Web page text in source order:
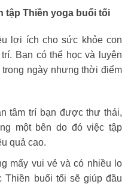
tập Thiền yoga buổi tối
lợi ích cho sức khỏe con
Bạn có thể học và luyện
ngày nhưng thời điểm
tâm trí bạn được thư thái,
một bên do đó việc tập
quả cao.
mấy vui vẻ và có nhiều lo
Thiền buổi tối sẽ giúp đầu